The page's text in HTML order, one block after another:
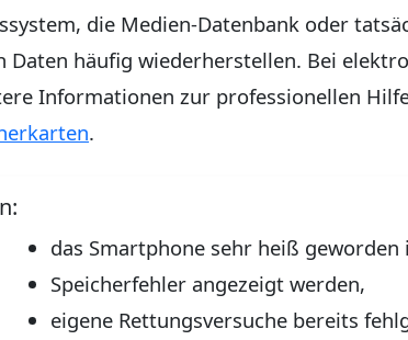
die Medien-Datenbank oder
häufig wiederherstellen. Bei
Informationen zur professionellen
.
das Smartphone sehr heiß geworden
Speicherfehler angezeigt werden,
eigene Rettungsversuche bereits